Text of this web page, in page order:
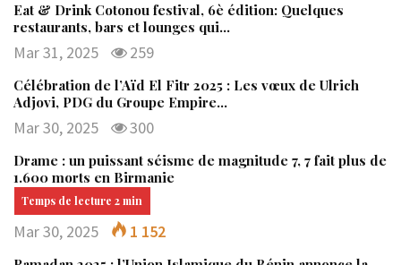
Eat & Drink Cotonou festival, 6è édition: Quelques
restaurants, bars et lounges qui…
Mar 31, 2025 259
Célébration de l’Aïd El Fitr 2025 : Les vœux de Ulrich
Adjovi, PDG du Groupe Empire…
Mar 30, 2025 300
Drame : un puissant séisme de magnitude 7, 7 fait plus de
1.600 morts en Birmanie
Mar 30, 2025 1 152